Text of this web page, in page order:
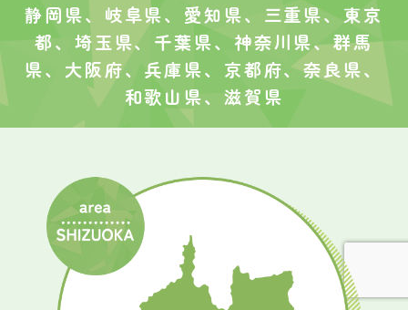
静岡県、岐阜県、愛知県、三重県、東京
都、埼玉県、千葉県、神奈川県、群馬
県、大阪府、兵庫県、京都府、奈良県、
和歌山県、滋賀県